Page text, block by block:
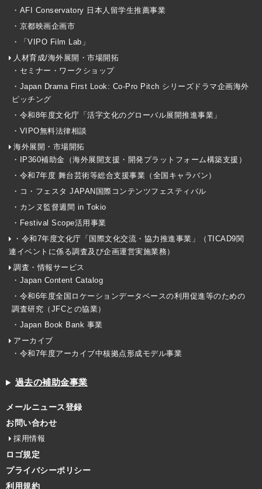
・AFI Conservatory 日本人留学生推薦事業
・京都映画企画市
・「VIPO Film Lab」
人材育成/海外展開・市場開拓
・セミナー・ワークショップ
・Japan Drama First Look: Co-Pro Pitch シリーズドラマ企画海外
ピッチング
・令和8年度文化庁「活字文化のグローバル展開推進事業」
・VIPO無料法律相談
海外展開・市場開拓
・IP360補助金（海外展開支援・開発プラットフォーム構築支援）
・令和7年度 舞台芸術等総合支援事業（全国キャラバン）
・コ・フェスタ JAPAN国際コンテンツフェスティバル
・カンヌ監督週間 in Tokio
・Festival Scope活用事業
・令和7年度文化庁「国際文化交流・協力推進事業」（TICAD9関
連イベントに係る調査及び企画運営実施業務）
調査・情報サービス
・Japan Content Catalog
・令和6年度全国ロケーションデータベースの利用促進等のための
調査研究（JFCとの協業）
・Japan Book Bank 事業
アーカイブ
・令和7年度アーカイブ中核拠点形成モデル事業
過去の補助金事業
メールニュース登録
お問い合わせ
採用情報
ロゴ規定
プライバシーポリシー
利用規約